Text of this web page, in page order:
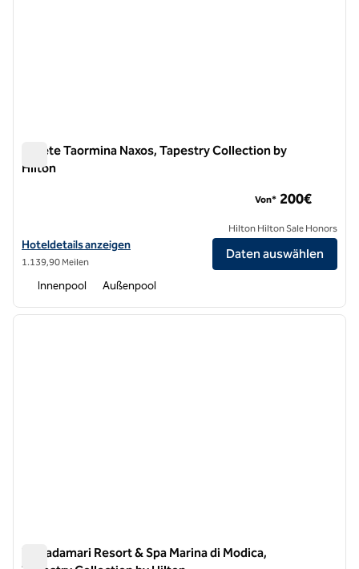
Quiete Taormina Naxos, Tapestry Collection by
Hilton
Hoteldetails für Quiete Taormina Naxos, Tapestry Collection by
Hoteldetails anzeigen
1.139,90 Meilen
Von* 200€
Hilton Hilton Sale Honors
Daten auswählen
Innenpool Außenpool
1 von 12
Terradamari Resort & Spa Marina di Modica,